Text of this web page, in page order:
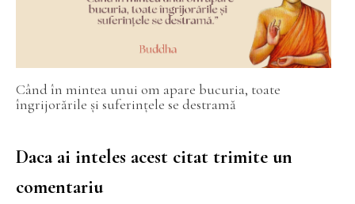
Când în mintea unui om apare bucuria, toate
îngrijorările și suferințele se destramă
Daca ai inteles acest citat trimite un
comentariu